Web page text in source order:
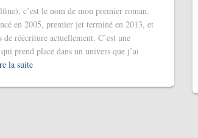
c’est le nom de mon premier roman.
en 2005, premier jet terminé en 2013, et
de réécriture actuellement. C’est une
prend place dans un univers que j’ai
la suite